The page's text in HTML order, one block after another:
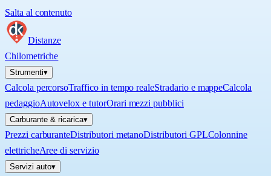
Salta al contenuto
Distanze
Chilometriche
Strumenti▾
Calcola percorsoTraffico in tempo realeStradario e mappeCalcola
pedaggioAutovelox e tutorOrari mezzi pubblici
Carburante & ricarica▾
Prezzi carburanteDistributori metanoDistributori GPLColonnine
elettricheAree di servizio
Servizi auto▾